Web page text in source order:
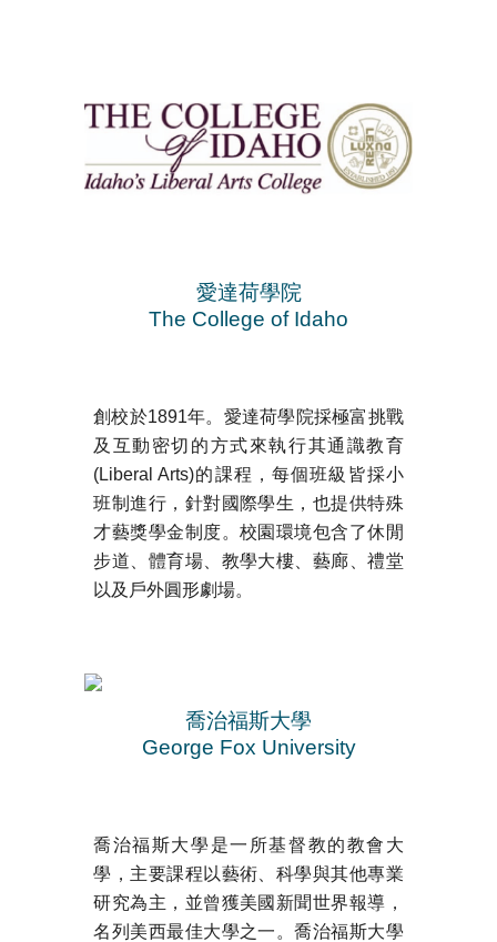
愛達荷學院
The College of Idaho
創校於1891年。愛達荷學院採極富挑戰
及互動密切的方式來執行其通識教育
(Liberal Arts)的課程，每個班級皆採小
班制進行，針對國際學生，也提供特殊
才藝獎學金制度。校園環境包含了休閒
步道、體育場、教學大樓、藝廊、禮堂
以及戶外圓形劇場。
喬治福斯大學
George Fox University
喬治福斯大學是一所基督教的教會大
學，主要課程以藝術、科學與其他專業
研究為主，並曾獲美國新聞世界報導，
名列美西最佳大學之一。喬治福斯大學